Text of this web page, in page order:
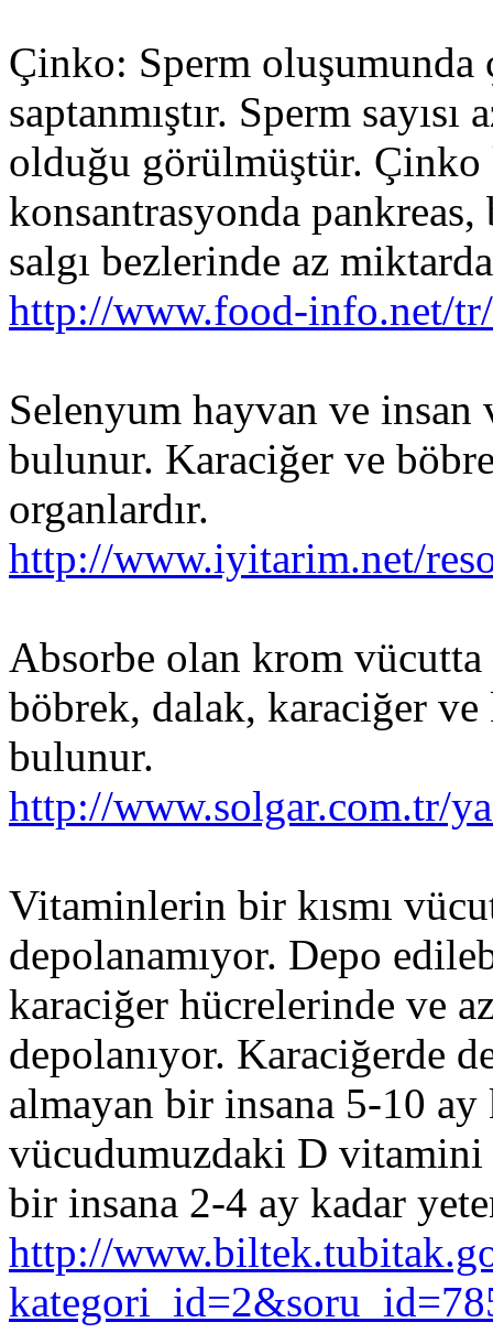
Çinko: Sperm
saptanmıştır. Sperm
olduğu görülmüştür. Çinko
konsantrasyonda
salgı bezlerinde az
http://www.food-info.net/
Selenyum hayvan ve insan
bulunur. Karaciğer ve
organlardır.
http://www.iyitarim.net/
Absorbe olan krom
böbrek, dalak, karaciğer
bulunur.
http://www.solgar.com.tr/
Vitaminlerin bir kısmı
depolanamıyor. Depo
karaciğer hücrelerinde ve
depolanıyor. Karaciğerde
almayan bir insana 5-10
vücudumuzdaki D vitamini
bir insana 2-4 ay kadar
http://